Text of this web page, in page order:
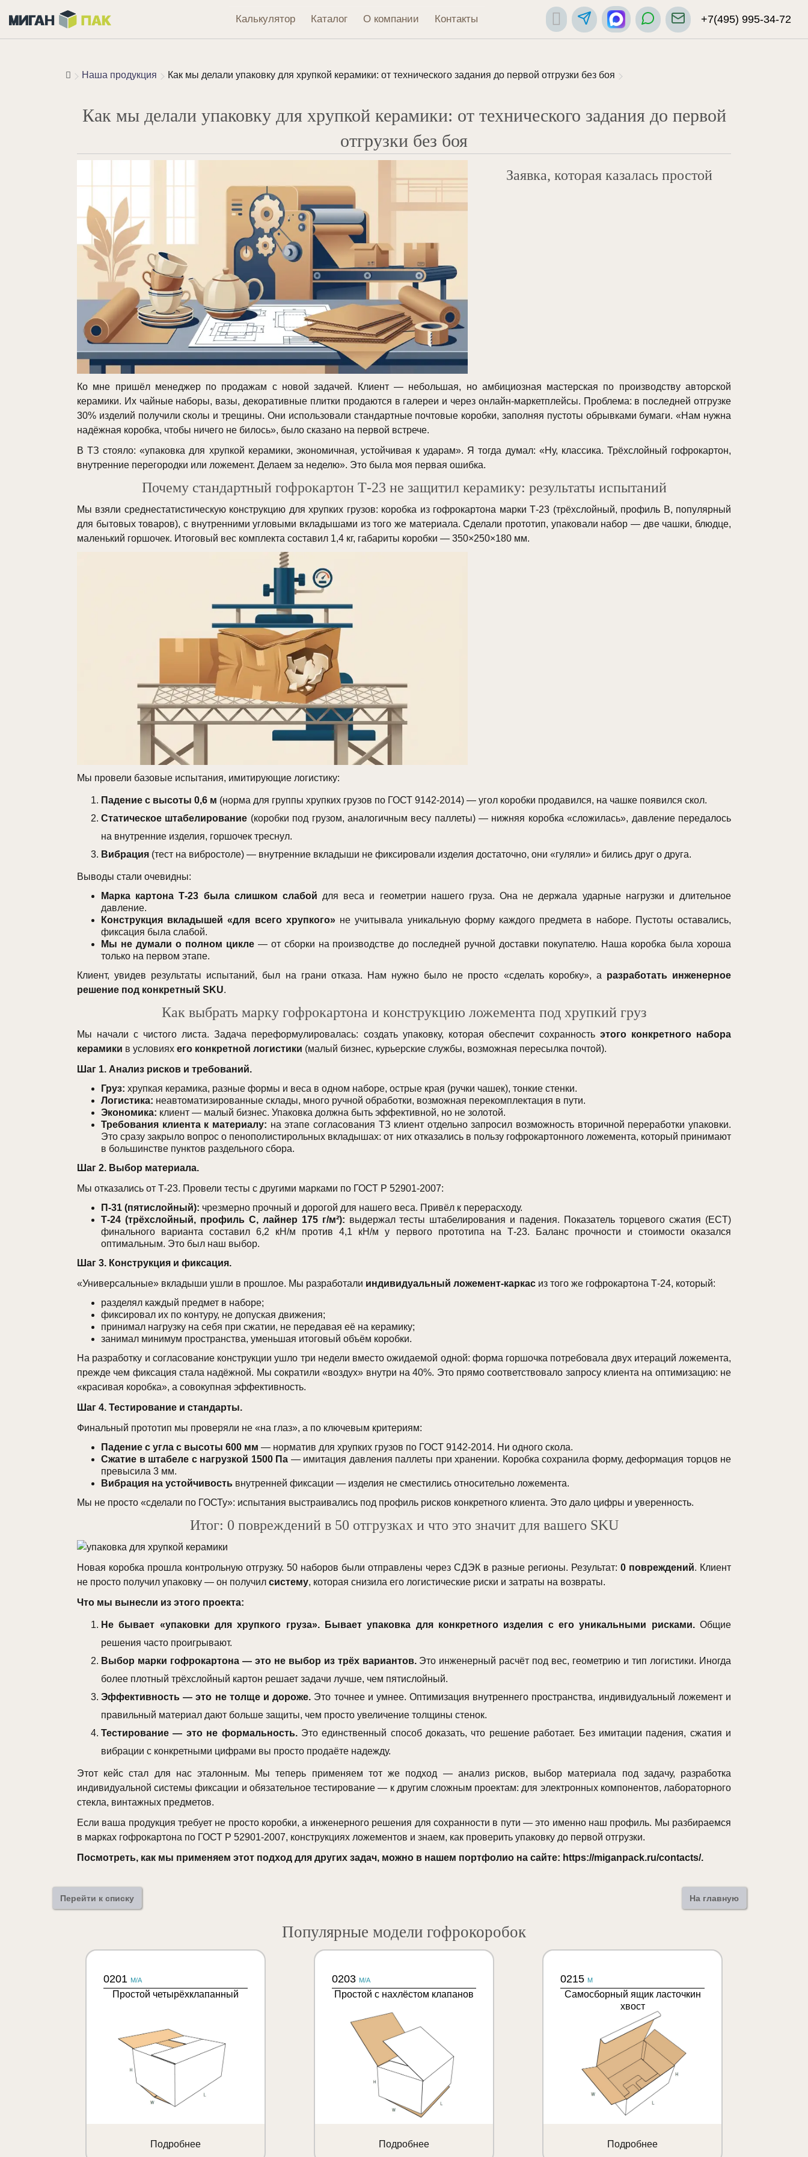
Калькулятор Каталог О компании Контакты +7(495) 995-34-72
Наша продукция Как мы делали упаковку для хрупкой керамики: от технического задания до первой отгрузки без боя
Как мы делали упаковку для хрупкой керамики: от технического задания до первой
отгрузки без боя
Заявка, которая казалась простой
Ко мне пришёл менеджер по продажам с новой задачей. Клиент — небольшая, но амбициозная мастерская по производству авторской
керамики. Их чайные наборы, вазы, декоративные плитки продаются в галереи и через онлайн-маркетплейсы. Проблема: в последней отгрузке
30% изделий получили сколы и трещины. Они использовали стандартные почтовые коробки, заполняя пустоты обрывками бумаги. «Нам нужна
надёжная коробка, чтобы ничего не билось», было сказано на первой встрече.
В ТЗ стояло: «упаковка для хрупкой керамики, экономичная, устойчивая к ударам». Я тогда думал: «Ну, классика. Трёхслойный гофрокартон,
внутренние перегородки или ложемент. Делаем за неделю». Это была моя первая ошибка.
Почему стандартный гофрокартон Т-23 не защитил керамику: результаты испытаний
Мы взяли среднестатистическую конструкцию для хрупких грузов: коробка из гофрокартона марки Т-23 (трёхслойный, профиль B, популярный
для бытовых товаров), с внутренними угловыми вкладышами из того же материала. Сделали прототип, упаковали набор — две чашки, блюдце,
маленький горшочек. Итоговый вес комплекта составил 1,4 кг, габариты коробки — 350×250×180 мм.
Мы провели базовые испытания, имитирующие логистику:
Падение с высоты 0,6 м (норма для группы хрупких грузов по ГОСТ 9142-2014) — угол коробки продавился, на чашке появился скол.
Статическое штабелирование (коробки под грузом, аналогичным весу паллеты) — нижняя коробка «сложилась», давление передалось
на внутренние изделия, горшочек треснул.
Вибрация (тест на вибростоле) — внутренние вкладыши не фиксировали изделия достаточно, они «гуляли» и бились друг о друга.
Выводы стали очевидны:
Марка картона Т-23 была слишком слабой для веса и геометрии нашего груза. Она не держала ударные нагрузки и длительное
давление.
Конструкция вкладышей «для всего хрупкого»не учитывала уникальную форму каждого предмета в наборе. Пустоты оставались,
фиксация была слабой.
Мы не думали о полном цикле— от сборки на производстве до последней ручной доставки покупателю. Наша коробка была хороша
только на первом этапе.
Клиент, увидев результаты испытаний, был на грани отказа. Нам нужно было не просто «сделать коробку», а разработать инженерное
решение под конкретный SKU.
Как выбрать марку гофрокартона и конструкцию ложемента под хрупкий груз
Мы начали с чистого листа. Задача переформулировалась: создать упаковку, которая обеспечит сохранность этого конкретного набора
керамики в условиях его конкретной логистики (малый бизнес, курьерские службы, возможная пересылка почтой).
Шаг 1. Анализ рисков и требований.
Груз: хрупкая керамика, разные формы и веса в одном наборе, острые края (ручки чашек), тонкие стенки.
Логистика: неавтоматизированные склады, много ручной обработки, возможная перекомплектация в пути.
Экономика: клиент — малый бизнес. Упаковка должна быть эффективной, но не золотой.
Требования клиента к материалу: на этапе согласования ТЗ клиент отдельно запросил возможность вторичной переработки упаковки.
Это сразу закрыло вопрос о пенополистирольных вкладышах: от них отказались в пользу гофрокартонного ложемента, который принимают
в большинстве пунктов раздельного сбора.
Шаг 2. Выбор материала.
Мы отказались от Т-23. Провели тесты с другими марками по ГОСТ Р 52901-2007:
П-31 (пятислойный): чрезмерно прочный и дорогой для нашего веса. Привёл к перерасходу.
Т-24 (трёхслойный, профиль C, лайнер 175 г/м²): выдержал тесты штабелирования и падения. Показатель торцевого сжатия (ECT)
финального варианта составил 6,2 кН/м против 4,1 кН/м у первого прототипа на Т-23. Баланс прочности и стоимости оказался
оптимальным. Это был наш выбор.
Шаг 3. Конструкция и фиксация.
«Универсальные» вкладыши ушли в прошлое. Мы разработали индивидуальный ложемент-каркас из того же гофрокартона Т-24, который:
разделял каждый предмет в наборе;
фиксировал их по контуру, не допуская движения;
принимал нагрузку на себя при сжатии, не передавая её на керамику;
занимал минимум пространства, уменьшая итоговый объём коробки.
На разработку и согласование конструкции ушло три недели вместо ожидаемой одной: форма горшочка потребовала двух итераций ложемента,
прежде чем фиксация стала надёжной. Мы сократили «воздух» внутри на 40%. Это прямо соответствовало запросу клиента на оптимизацию: не
«красивая коробка», а совокупная эффективность.
Шаг 4. Тестирование и стандарты.
Финальный прототип мы проверяли не «на глаз», а по ключевым критериям:
Падение с угла с высоты 600 мм — норматив для хрупких грузов по ГОСТ 9142-2014. Ни одного скола.
Сжатие в штабеле с нагрузкой 1500 Па — имитация давления паллеты при хранении. Коробка сохранила форму, деформация торцов не
превысила 3 мм.
Вибрация на устойчивость внутренней фиксации — изделия не сместились относительно ложемента.
Мы не просто «сделали по ГОСТу»: испытания выстраивались под профиль рисков конкретного клиента. Это дало цифры и уверенность.
Итог: 0 повреждений в 50 отгрузках и что это значит для вашего SKU
Новая коробка прошла контрольную отгрузку. 50 наборов были отправлены через СДЭК в разные регионы. Результат: 0 повреждений. Клиент
не просто получил упаковку — он получил систему, которая снизила его логистические риски и затраты на возвраты.
Что мы вынесли из этого проекта:
Не бывает «упаковки для хрупкого груза». Бывает упаковка для конкретного изделия с его уникальными рисками.Общие
решения часто проигрывают.
Выбор марки гофрокартона — это не выбор из трёх вариантов.Это инженерный расчёт под вес, геометрию и тип логистики. Иногда
более плотный трёхслойный картон решает задачи лучше, чем пятислойный.
Эффективность — это не толще и дороже. Это точнее и умнее. Оптимизация внутреннего пространства, индивидуальный ложемент и
правильный материал дают больше защиты, чем просто увеличение толщины стенок.
Тестирование — это не формальность.Это единственный способ доказать, что решение работает. Без имитации падения, сжатия и
вибрации с конкретными цифрами вы просто продаёте надежду.
Этот кейс стал для нас эталонным. Мы теперь применяем тот же подход — анализ рисков, выбор материала под задачу, разработка
индивидуальной системы фиксации и обязательное тестирование — к другим сложным проектам: для электронных компонентов, лабораторного
стекла, винтажных предметов.
Если ваша продукция требует не просто коробки, а инженерного решения для сохранности в пути — это именно наш профиль. Мы разбираемся
в марках гофрокартона по ГОСТ Р 52901-2007, конструкциях ложементов и знаем, как проверить упаковку до первой отгрузки.
Посмотреть, как мы применяем этот подход для других задач, можно в нашем портфолио на сайте: https://miganpack.ru/contacts/.
Перейти к списку На главную
Популярные модели гофрокоробок
0201 M/A
Простой четырёхклапанный
Подробнее
0203 M/A
Простой с нахлёстом клапанов
Подробнее
0215 M
Самосборный ящик ласточкин
хвост
Подробнее